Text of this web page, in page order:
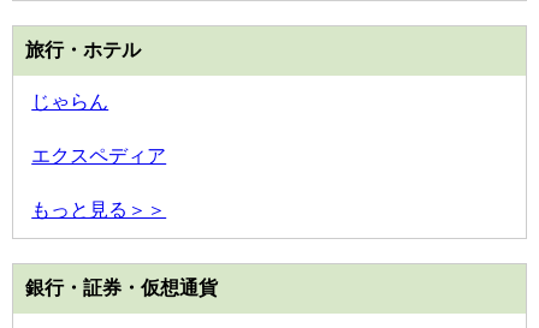
旅行・ホテル
じゃらん
エクスペディア
もっと見る＞＞
銀行・証券・仮想通貨